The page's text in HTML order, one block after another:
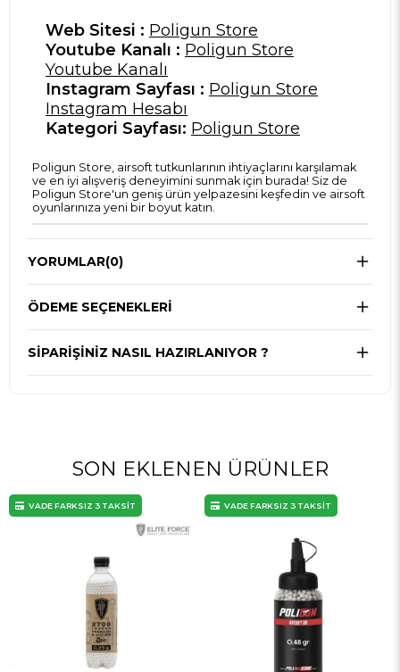
Web Sitesi : Poligun Store
Youtube Kanalı : Poligun Store
Youtube Kanalı
Instagram Sayfası : Poligun Store
Instagram Hesabı
Kategori Sayfası: Poligun Store
Poligun Store, airsoft tutkunlarının ihtiyaçlarını karşılamak
ve en iyi alışveriş deneyimini sunmak için burada! Siz de
Poligun Store'un geniş ürün yelpazesini keşfedin ve airsoft
oyunlarınıza yeni bir boyut katın.
YORUMLAR(0)
ÖDEME SEÇENEKLERI
SIPARIŞINIZ NASIL HAZIRLANIYOR ?
SON EKLENEN ÜRÜNLER
VADE FARKSIZ 3 TAKSİT VADE FARKSIZ 3 TAKSİT